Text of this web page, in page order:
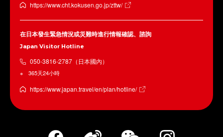
https://www.cht.kokusen.go.jp/zttw/
在日本發生緊急情況或災難時進行情報確認、諮詢
Japan Visitor Hotline
050-3816-2787（日本國內）
365天24小時
https://www.japan.travel/en/plan/hotline/